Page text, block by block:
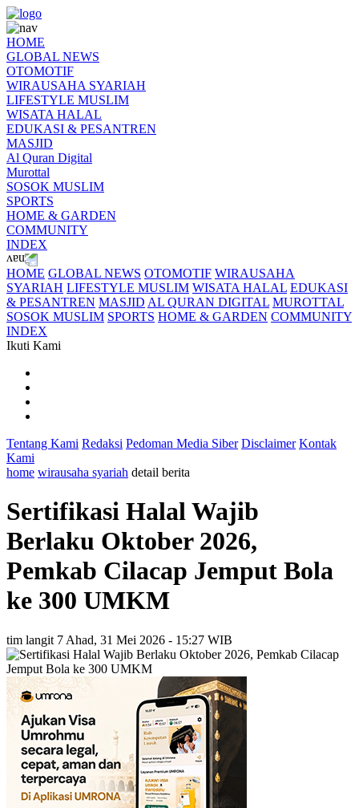
HOME
GLOBAL NEWS
OTOMOTIF
WIRAUSAHA SYARIAH
LIFESTYLE MUSLIM
WISATA HALAL
EDUKASI & PESANTREN
MASJID
Al Quran Digital
Murottal
SOSOK MUSLIM
SPORTS
HOME & GARDEN
COMMUNITY
INDEX
HOME GLOBAL NEWS OTOMOTIF WIRAUSAHA
SYARIAH LIFESTYLE MUSLIM WISATA HALAL EDUKASI
& PESANTREN MASJID AL QURAN DIGITAL MUROTTAL
SOSOK MUSLIM SPORTS HOME & GARDEN COMMUNITY
INDEX
Ikuti Kami
Tentang Kami Redaksi Pedoman Media Siber Disclaimer Kontak
Kami
home wirausaha syariah detail berita
Sertifikasi Halal Wajib
Berlaku Oktober 2026,
Pemkab Cilacap Jemput Bola
ke 300 UMKM
tim langit 7 Ahad, 31 Mei 2026 - 15:27 WIB